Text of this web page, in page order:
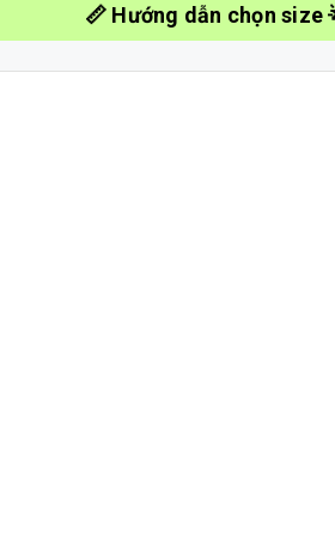
📏 Hướng dẫn chọn size